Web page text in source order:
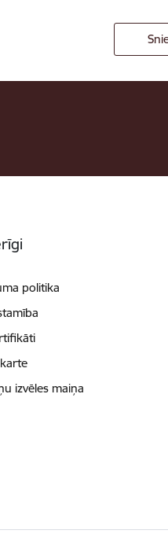
politika
izvēles maiņa